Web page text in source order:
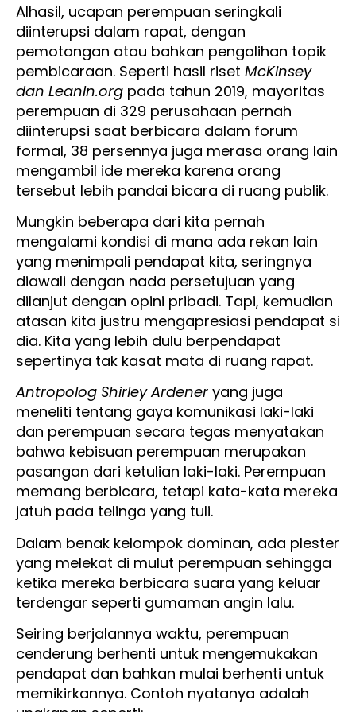
Alhasil, ucapan perempuan seringkali
diinterupsi dalam rapat, dengan
pemotongan atau bahkan pengalihan topik
pembicaraan. Seperti hasil riset McKinsey
dan LeanIn.org pada tahun 2019, mayoritas
perempuan di 329 perusahaan pernah
diinterupsi saat berbicara dalam forum
formal, 38 persennya juga merasa orang lain
mengambil ide mereka karena orang
tersebut lebih pandai bicara di ruang publik.
Mungkin beberapa dari kita pernah
mengalami kondisi di mana ada rekan lain
yang menimpali pendapat kita, seringnya
diawali dengan nada persetujuan yang
dilanjut dengan opini pribadi. Tapi, kemudian
atasan kita justru mengapresiasi pendapat si
dia. Kita yang lebih dulu berpendapat
sepertinya tak kasat mata di ruang rapat.
Antropolog Shirley Ardener yang juga
meneliti tentang gaya komunikasi laki-laki
dan perempuan secara tegas menyatakan
bahwa kebisuan perempuan merupakan
pasangan dari ketulian laki-laki. Perempuan
memang berbicara, tetapi kata-kata mereka
jatuh pada telinga yang tuli.
Dalam benak kelompok dominan, ada plester
yang melekat di mulut perempuan sehingga
ketika mereka berbicara suara yang keluar
terdengar seperti gumaman angin lalu.
Seiring berjalannya waktu, perempuan
cenderung berhenti untuk mengemukakan
pendapat dan bahkan mulai berhenti untuk
memikirkannya. Contoh nyatanya adalah